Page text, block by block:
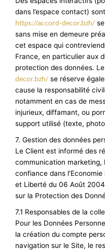
dans l’espace contact)
https://accord-decor.bzh/
sans mise en demeure
cet espace qui
France, en particulier aux
protection des données.
decor.bzh/ se réserve
cause la responsabilité
notamment en cas de
injurieux, diffamant, ou
support utilisé (texte,
7. Gestion des données
Le Client est informé des
communication marketing,
confiance dans
et Liberté du 06 Août
sur la Protection des
7.1 Responsables de la
Pour les Données
la création du compte
navigation sur le Site, le